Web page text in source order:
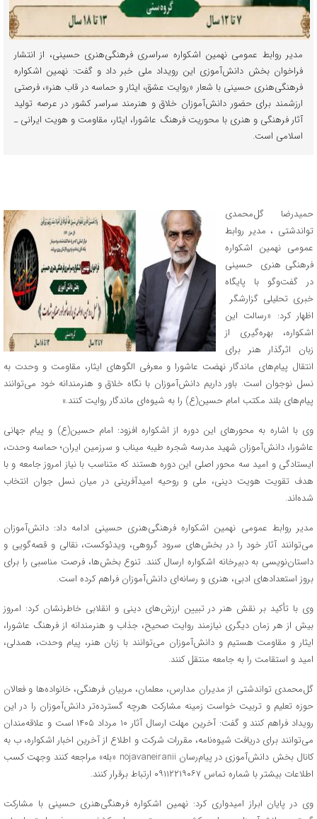
مدیر روابط عمومی نهمین اشکواره سراسری فرهنگی‌هنری حسینی، از انتشار
فراخوان بخش دانش‌آموزی این رویداد ملی خبر داد و گفت: نهمین اشکواره
فرهنگی‌هنری حسینی با شعار «روایت عشق، ایثار و حماسه در قاب هنر»، فرصتی
ارزشمند برای حضور دانش‌آموزان خلاق و هنرمند سراسر کشور در عرصه تولید
آثار فرهنگی و هنری با محوریت فرهنگ عاشورا، ایثار، مقاومت و هویت ایرانی ـ
اسلامی است.
حمیدرضا گل‌محمدی
تواندشتی ، مدیر روابط
عمومی نهمین اشکواره
فرهنگی هنری حسینی
در گفت‌وگو با پایگاه
خبری تحلیلی گزارشگر
اظهار کرد: «رسالت این
اشکواره، بهره‌گیری از
زبان اثرگذار هنر برای
انتقال پیام‌های ماندگار نهضت عاشورا و معرفی الگوهای ایثار، مقاومت و وحدت به
نسل نوجوان است. باور داریم دانش‌آموزان با نگاه خلاق و هنرمندانه خود می‌توانند
پیام‌های بلند مکتب امام حسین(ع) را به شیوه‌ای ماندگار روایت کنند.»
وی با اشاره به محورهای این دوره از اشکواره افزود: امام حسین(ع) و پیام جهانی
عاشورا، دانش‌آموزان شهید مدرسه شجره طیبه میناب و سرزمین ایران؛ حماسه وحدت،
ایستادگی و امید سه محور اصلی این دوره هستند که متناسب با نیاز امروز جامعه و با
هدف تقویت هویت دینی، ملی و روحیه امیدآفرینی در میان نسل جوان انتخاب
شده‌اند.
مدیر روابط عمومی نهمین اشکواره فرهنگی‌هنری حسینی ادامه داد: دانش‌آموزان
می‌توانند آثار خود را در بخش‌های سرود گروهی، ویدئوکست، نقالی و قصه‌گویی و
داستان‌نویسی به دبیرخانه اشکواره ارسال کنند. تنوع بخش‌ها، فرصت مناسبی را برای
بروز استعدادهای ادبی، هنری و رسانه‌ای دانش‌آموزان فراهم کرده است.
وی با تأکید بر نقش هنر در تبیین ارزش‌های دینی و انقلابی خاطرنشان کرد: امروز
بیش از هر زمان دیگری نیازمند روایت صحیح، جذاب و هنرمندانه از فرهنگ عاشورا،
ایثار و مقاومت هستیم و دانش‌آموزان می‌توانند با زبان هنر، پیام وحدت، همدلی،
امید و استقامت را به جامعه منتقل کنند.
گل‌محمدی تواندشتی از مدیران مدارس، معلمان، مربیان فرهنگی، خانواده‌ها و فعالان
حوزه تعلیم و تربیت خواست زمینه مشارکت هرچه گسترده‌تر دانش‌آموزان را در این
رویداد فراهم کنند و گفت: آخرین مهلت ارسال آثار ۱۰ مرداد ۱۴۰۵ است و علاقه‌مندان
می‌توانند برای دریافت شیوه‌نامه، مقررات شرکت و اطلاع از آخرین اخبار اشکواره، ب به
کانال بخش دانش‌آموزی در پیام‌رسان nojavaneiranii «بله» مراجعه کنند وجهت کسب
اطلاعات بیشتر با شماره تماس ۰۹۱۱۲۲۱۹۰۶۷ ارتباط برقرار کنند.
وی در پایان ابراز امیدواری کرد: نهمین اشکواره فرهنگی‌هنری حسینی با مشارکت